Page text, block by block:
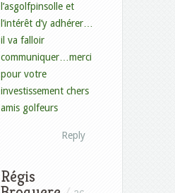
l’asgolfpinsolle et
l’intérêt d’y adhérer…
il va falloir
communiquer…merci
pour votre
investissement chers
amis golfeurs
Reply
Régis